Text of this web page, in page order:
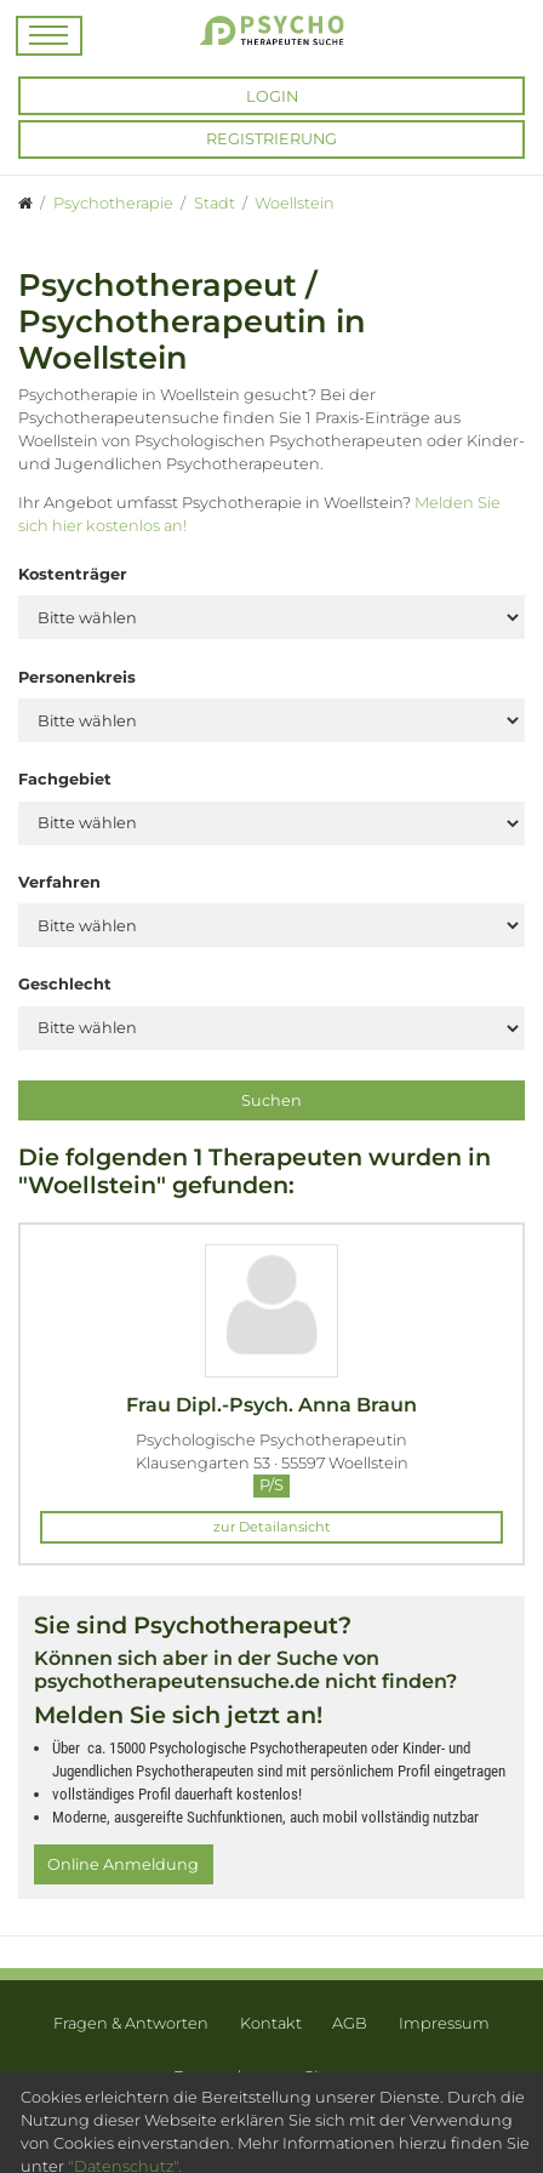
LOGIN
REGISTRIERUNG
Psychotherapie Stadt Woellstein
Psychotherapeut /
Psychotherapeutin in
Woellstein
Psychotherapie in Woellstein gesucht? Bei der
Psychotherapeutensuche finden Sie 1 Praxis-Einträge aus
Woellstein von Psychologischen Psychotherapeuten oder Kinder-
und Jugendlichen Psychotherapeuten.
Ihr Angebot umfasst Psychotherapie in Woellstein? Melden Sie
sich hier kostenlos an!
Kostenträger
Personenkreis
Fachgebiet
Verfahren
Geschlecht
Die folgenden 1 Therapeuten wurden in
"Woellstein" gefunden:
Frau Dipl.-Psych. Anna Braun
Psychologische Psychotherapeutin
Klausengarten 53 · 55597 Woellstein
P/S
zur Detailansicht
Sie sind Psychotherapeut?
Können sich aber in der Suche von
psychotherapeutensuche.de nicht finden?
Melden Sie sich jetzt an!
Über ca. 15000 Psychologische Psychotherapeuten oder Kinder- und
Jugendlichen Psychotherapeuten sind mit persönlichem Profil eingetragen
vollständiges Profil dauerhaft kostenlos!
Moderne, ausgereifte Suchfunktionen, auch mobil vollständig nutzbar
Online Anmeldung
Fragen & Antworten Kontakt AGB Impressum
Datenschutz Sitemap
© 2003 - 2026 Psychotherapeutensuche.de - PsyOS GmbH
Cookies erleichtern die Bereitstellung unserer Dienste. Durch die
Nutzung dieser Webseite erklären Sie sich mit der Verwendung
von Cookies einverstanden. Mehr Informationen hierzu finden Sie
unter "Datenschutz".